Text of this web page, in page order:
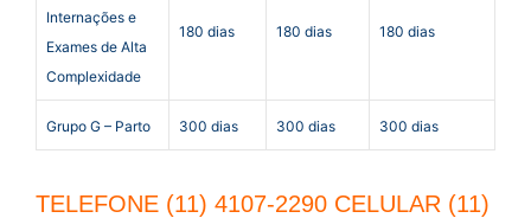
Internações e
Exames de Alta
Complexidade
180 dias 180 dias 180 dias
Grupo G – Parto 300 dias 300 dias 300 dias
TELEFONE (11) 4107-2290 CELULAR (11)